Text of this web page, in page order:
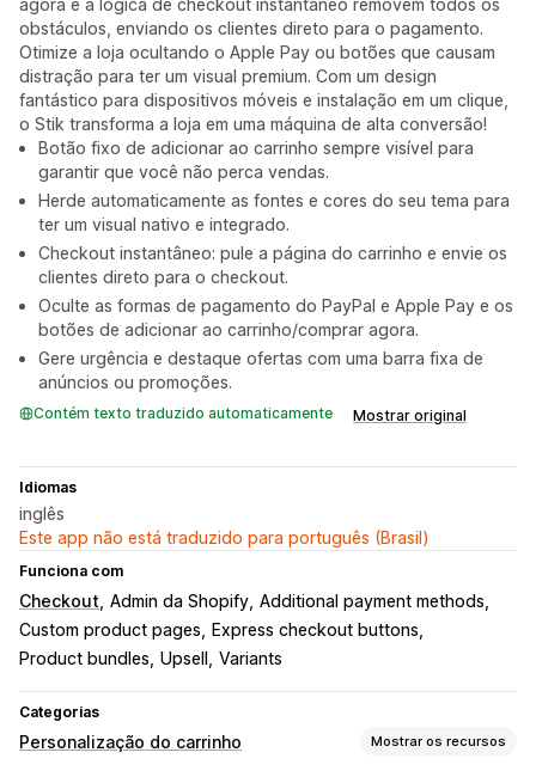
agora e a lógica de checkout instantâneo removem todos os
obstáculos, enviando os clientes direto para o pagamento.
Otimize a loja ocultando o Apple Pay ou botões que causam
distração para ter um visual premium. Com um design
fantástico para dispositivos móveis e instalação em um clique,
o Stik transforma a loja em uma máquina de alta conversão!
Botão fixo de adicionar ao carrinho sempre visível para
garantir que você não perca vendas.
Herde automaticamente as fontes e cores do seu tema para
ter um visual nativo e integrado.
Checkout instantâneo: pule a página do carrinho e envie os
clientes direto para o checkout.
Oculte as formas de pagamento do PayPal e Apple Pay e os
botões de adicionar ao carrinho/comprar agora.
Gere urgência e destaque ofertas com uma barra fixa de
anúncios ou promoções.
Contém texto traduzido automaticamente Mostrar original
Idiomas
inglês
Este app não está traduzido para português (Brasil)
Funciona com
Checkout Admin da Shopify Additional payment methods
Custom product pages
Express checkout buttons
Product bundles Upsell Variants
Categorias
Personalização do carrinho Mostrar os recursos